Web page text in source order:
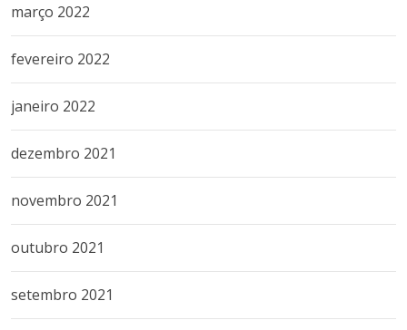
março 2022
fevereiro 2022
janeiro 2022
dezembro 2021
novembro 2021
outubro 2021
setembro 2021